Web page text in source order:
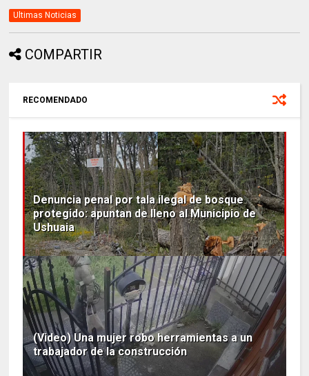
Ultimas Noticias
COMPARTIR
RECOMENDADO
Denuncia penal por tala ilegal de bosque
protegido: apuntan de lleno al Municipio de
Ushuaia
(Video) Una mujer robo herramientas a un
trabajador de la construcción